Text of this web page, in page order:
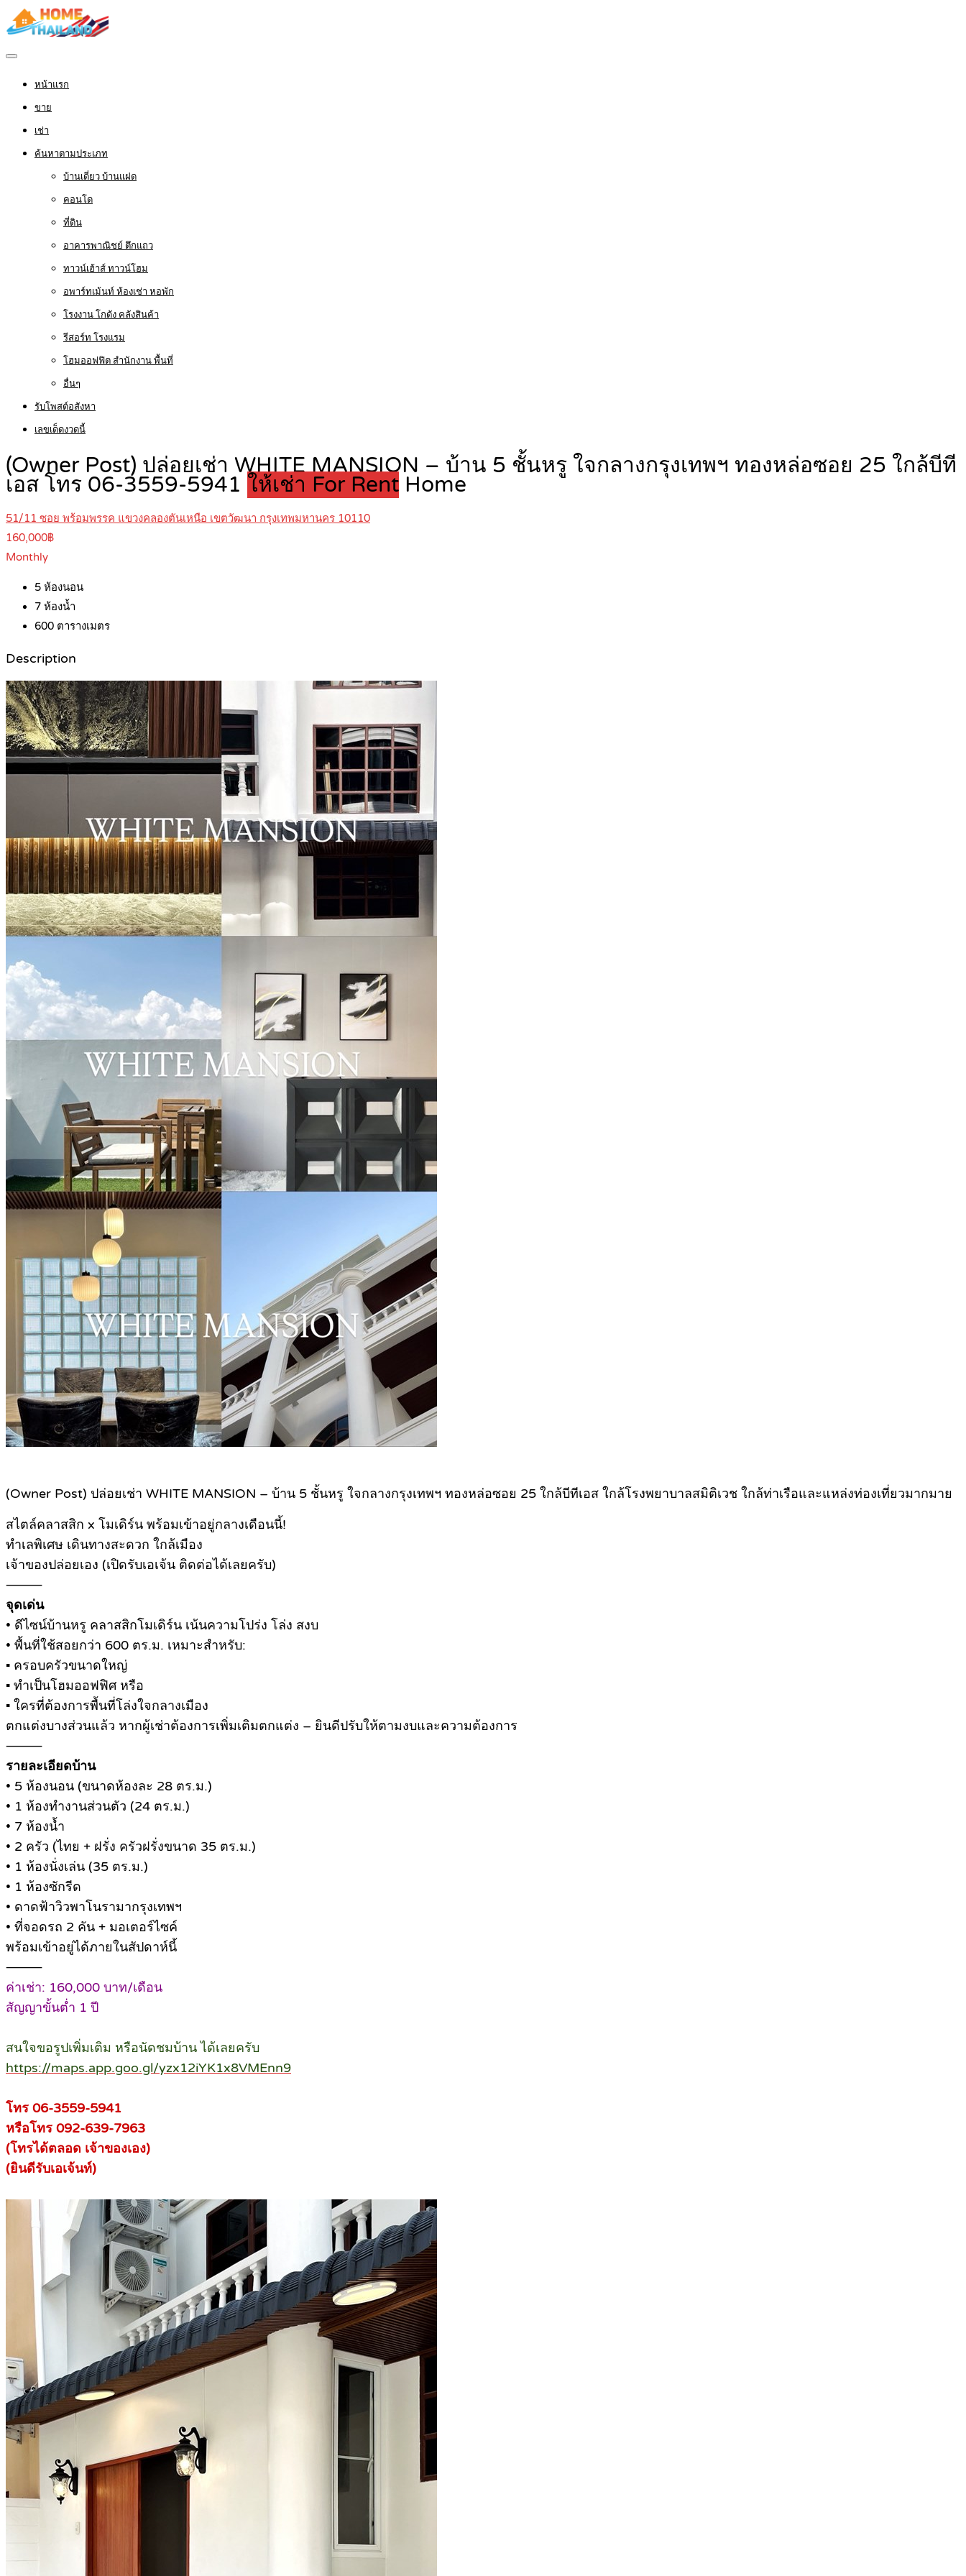
หน้าแรก
ขาย
เช่า
ค้นหาตามประเภท
บ้านเดี่ยว บ้านแฝด
คอนโด
ที่ดิน
อาคารพาณิชย์ ตึกแถว
ทาวน์เฮ้าส์ ทาวน์โฮม
อพาร์ทเม้นท์ ห้องเช่า หอพัก
โรงงาน โกดัง คลังสินค้า
รีสอร์ท โรงแรม
โฮมออฟฟิต สำนักงาน พื้นที่
อื่นๆ
รับโพสต์อสังหา
เลขเด็ดงวดนี้
(Owner Post) ปล่อยเช่า WHITE MANSION – บ้าน 5 ชั้นหรู ใจกลางกรุงเทพฯ ทองหล่อซอย 25 ใกล้บีที
เอส โทร 06-3559-5941 ให้เช่า For Rent Home
51/11 ซอย พร้อมพรรค แขวงคลองตันเหนือ เขตวัฒนา กรุงเทพมหานคร 10110
160,000฿
Monthly
5 ห้องนอน
7 ห้องน้ำ
600 ตารางเมตร
Description
(Owner Post) ปล่อยเช่า WHITE MANSION – บ้าน 5 ชั้นหรู ใจกลางกรุงเทพฯ ทองหล่อซอย 25 ใกล้บีทีเอส ใกล้โรงพยาบาลสมิติเวช ใกล้ท่าเรือและแหล่งท่องเที่ยวมากมาย
สไตล์คลาสสิก x โมเดิร์น พร้อมเข้าอยู่กลางเดือนนี้!
ทำเลพิเศษ เดินทางสะดวก ใกล้เมือง
เจ้าของปล่อยเอง (เปิดรับเอเจ้น ติดต่อได้เลยครับ)
⸻
จุดเด่น
• ดีไซน์บ้านหรู คลาสสิกโมเดิร์น เน้นความโปร่ง โล่ง สงบ
• พื้นที่ใช้สอยกว่า 600 ตร.ม. เหมาะสำหรับ:
▪ ครอบครัวขนาดใหญ่
▪ ทำเป็นโฮมออฟฟิศ หรือ
▪ ใครที่ต้องการพื้นที่โล่งใจกลางเมือง
ตกแต่งบางส่วนแล้ว หากผู้เช่าต้องการเพิ่มเติมตกแต่ง – ยินดีปรับให้ตามงบและความต้องการ
⸻
รายละเอียดบ้าน
• 5 ห้องนอน (ขนาดห้องละ 28 ตร.ม.)
• 1 ห้องทำงานส่วนตัว (24 ตร.ม.)
• 7 ห้องน้ำ
• 2 ครัว (ไทย + ฝรั่ง ครัวฝรั่งขนาด 35 ตร.ม.)
• 1 ห้องนั่งเล่น (35 ตร.ม.)
• 1 ห้องซักรีด
• ดาดฟ้าวิวพาโนรามากรุงเทพฯ
• ที่จอดรถ 2 คัน + มอเตอร์ไซค์
พร้อมเข้าอยู่ได้ภายในสัปดาห์นี้
⸻
ค่าเช่า: 160,000 บาท/เดือน
สัญญาขั้นต่ำ 1 ปี
สนใจขอรูปเพิ่มเติม หรือนัดชมบ้าน ได้เลยครับ
https://maps.app.goo.gl/yzx12iYK1x8VMEnn9
โทร 06-3559-5941
หรือโทร 092-639-7963
(โทรได้ตลอด เจ้าของเอง)
(ยินดีรับเอเจ้นท์)